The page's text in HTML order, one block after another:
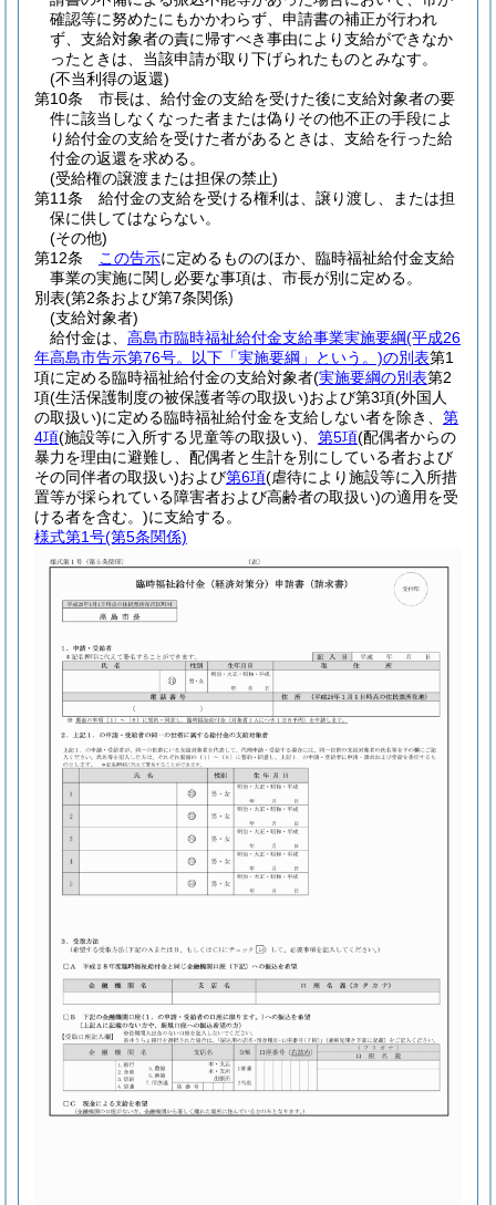
確認等に努めたにもかかわらず、申請書の補正が行われ
ず、支給対象者の責に帰すべき事由により支給ができなか
ったときは、当該申請が取り下げられたものとみなす。
(不当利得の返還)
第10条
市長は、給付金の支給を受けた後に支給対象者の要
件に該当しなくなった者または偽りその他不正の手段によ
り給付金の支給を受けた者があるときは、支給を行った給
付金の返還を求める。
(受給権の譲渡または担保の禁止)
第11条
給付金の支給を受ける権利は、譲り渡し、または担
保に供してはならない。
(その他)
第12条
この告示に定めるもののほか、臨時福祉給付金支給
事業の実施に関し必要な事項は、市長が別に定める。
別表(第2条および第7条関係)
(支給対象者)
給付金は、 高島市臨時福祉給付金支給事業実施要綱(平成26
年高島市告示第76号。以下「実施要綱」という。)の別表第1
項に定める臨時福祉給付金の支給対象者(実施要綱の別表第2
項(生活保護制度の被保護者等の取扱い)および第3項(外国人
の取扱い)に定める臨時福祉給付金を支給しない者を除き、 第
4項(施設等に入所する児童等の取扱い)、 第5項(配偶者からの
暴力を理由に避難し、配偶者と生計を別にしている者および
その同伴者の取扱い)および第6項(虐待により施設等に入所措
置等が採られている障害者および高齢者の取扱い)の適用を受
ける者を含む。)に支給する。
様式第1号(第5条関係)